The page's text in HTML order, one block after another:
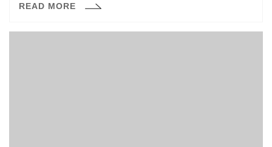
四月簽署了《台灣關係法》規範美國與台灣之間的互動關
READ MORE